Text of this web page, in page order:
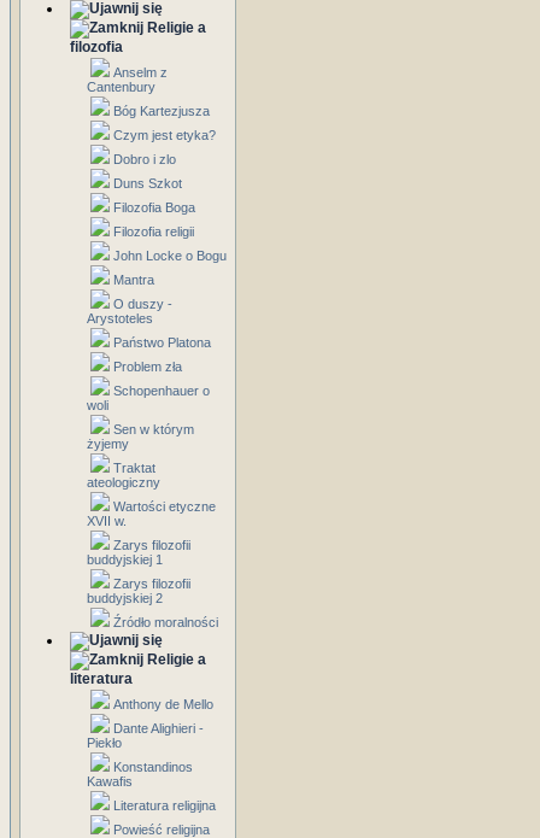
Religie a
filozofia
Anselm z
Cantenbury
Bóg Kartezjusza
Czym jest etyka?
Dobro i zlo
Duns Szkot
Filozofia Boga
Filozofia religii
John Locke o Bogu
Mantra
O duszy -
Arystoteles
Państwo Platona
Problem zła
Schopenhauer o
woli
Sen w którym
żyjemy
Traktat
ateologiczny
Wartości etyczne
XVII w.
Zarys filozofii
buddyjskiej 1
Zarys filozofii
buddyjskiej 2
Źródło moralności
Religie a
literatura
Anthony de Mello
Dante Alighieri -
Piekło
Konstandinos
Kawafis
Literatura religijna
Powieść religijna